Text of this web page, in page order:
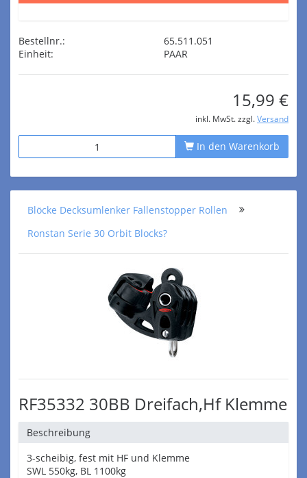
Bestellnr.:
65.511.051
Einheit:
PAAR
15,99 €
inkl. MwSt. zzgl. Versand
In den Warenkorb
Blöcke Decksumlenker Fallenstopper Rollen
Ronstan Serie 30 Orbit Blocks?
RF35332 30BB Dreifach,Hf Klemme
Beschreibung
3-scheibig, fest mit HF und Klemme
SWL 550kg, BL 1100kg